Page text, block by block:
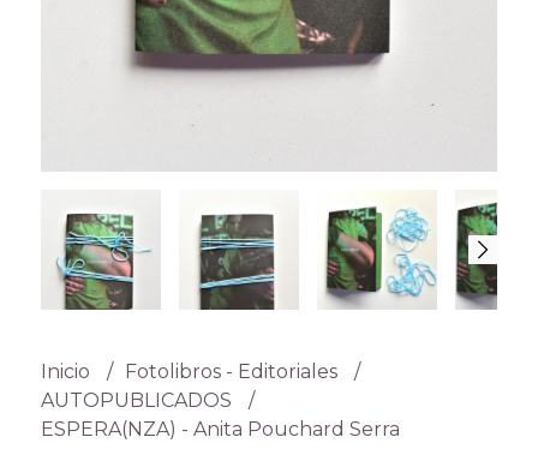
Inicio
Fotolibros - Editoriales
AUTOPUBLICADOS
ESPERA(NZA) - Anita Pouchard Serra